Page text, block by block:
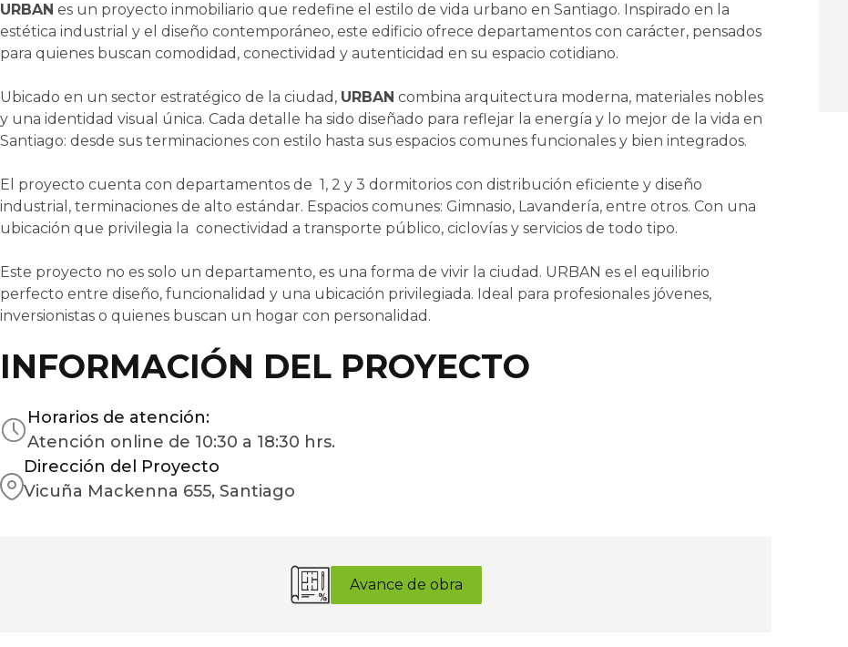
URBAN es un proyecto inmobiliario que redefine el estilo de vida urbano en Santiago. Inspirado en la
estética industrial y el diseño contemporáneo, este edificio ofrece departamentos con carácter, pensados
para quienes buscan comodidad, conectividad y autenticidad en su espacio cotidiano.
Ubicado en un sector estratégico de la ciudad, URBAN combina arquitectura moderna, materiales nobles
y una identidad visual única. Cada detalle ha sido diseñado para reflejar la energía y lo mejor de la vida en
Santiago: desde sus terminaciones con estilo hasta sus espacios comunes funcionales y bien integrados.
El proyecto cuenta con departamentos de 1, 2 y 3 dormitorios con distribución eficiente y diseño
industrial, terminaciones de alto estándar. Espacios comunes: Gimnasio, Lavandería, entre otros. Con una
ubicación que privilegia la conectividad a transporte público, ciclovías y servicios de todo tipo.
Este proyecto no es solo un departamento, es una forma de vivir la ciudad. URBAN es el equilibrio
perfecto entre diseño, funcionalidad y una ubicación privilegiada. Ideal para profesionales jóvenes,
inversionistas o quienes buscan un hogar con personalidad.
INFORMACIÓN DEL PROYECTO
Horarios de atención:
Atención online de 10:30 a 18:30 hrs.
Dirección del Proyecto
Vicuña Mackenna 655, Santiago
Avance de obra